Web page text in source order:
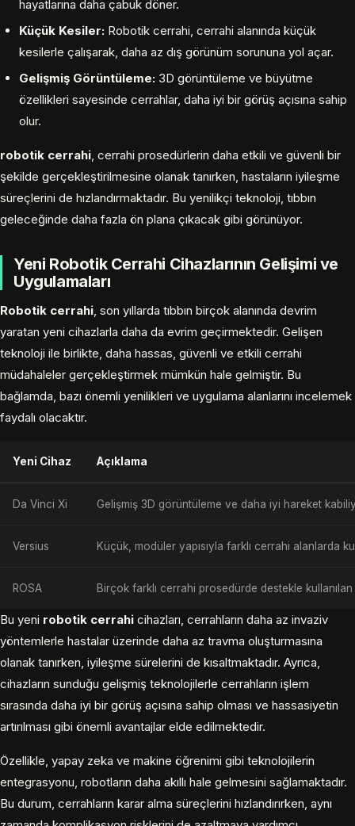
hayatlarına daha çabuk döner.
Küçük Kesiler: Robotik cerrahi, cerrahi alanında küçük
kesilerle çalışarak, daha az dış görünüm sorununa yol açar.
Gelişmiş Görüntüleme: 3D görüntüleme ve büyütme
özellikleri sayesinde cerrahlar, daha iyi bir görüş açısına sahip
olur.
robotik cerrahi, cerrahi prosedürlerin daha etkili ve güvenli bir
şekilde gerçekleştirilmesine olanak tanırken, hastaların iyileşme
süreçlerini de hızlandırmaktadır. Bu yenilikçi teknoloji, tıbbın
geleceğinde daha fazla ön plana çıkacak gibi görünüyor.
Yeni Robotik Cerrahi Cihazlarının Gelişimi ve
Uygulamaları
Robotik cerrahi, son yıllarda tıbbın birçok alanında devrim
yaratan yeni cihazlarla daha da evrim geçirmektedir. Gelişen
teknoloji ile birlikte, daha hassas, güvenli ve etkili cerrahi
müdahaleler gerçekleştirmek mümkün hale gelmiştir. Bu
bağlamda, bazı önemli yenilikleri ve uygulama alanlarını incelemek
faydalı olacaktır.
Yeni Cihaz Açıklama
Da Vinci Xi Gelişmiş 3D görüntüleme ve daha iyi hareket
Versius Küçük, modüler yapısıyla farklı cerrahi alanlarda
ROSA Birçok farklı cerrahi prosedürde destekle
Bu yeni robotik cerrahi cihazları, cerrahların daha az invaziv
yöntemlerle hastalar üzerinde daha az travma oluşturmasına
olanak tanırken, iyileşme sürelerini de kısaltmaktadır. Ayrıca,
cihazların sunduğu gelişmiş teknolojilerle cerrahların işlem
sırasında daha iyi bir görüş açısına sahip olması ve hassasiyetin
artırılması gibi önemli avantajlar elde edilmektedir.
Özellikle, yapay zeka ve makine öğrenimi gibi teknolojilerin
entegrasyonu, robotların daha akıllı hale gelmesini sağlamaktadır.
Bu durum, cerrahların karar alma süreçlerini hızlandırırken, aynı